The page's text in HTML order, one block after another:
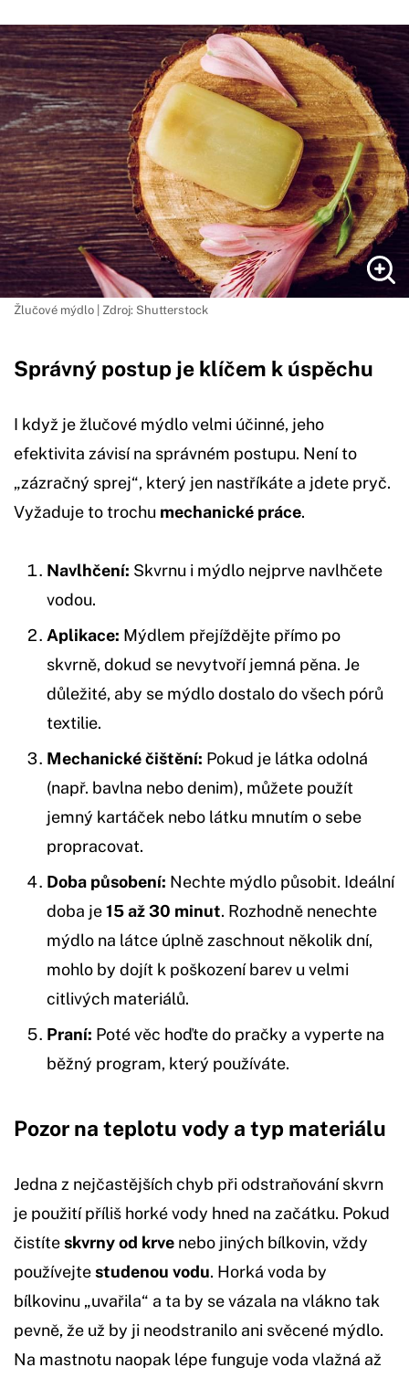
Žlučové mýdlo | Zdroj: Shutterstock
Správný postup je klíčem k úspěchu
I když je žlučové mýdlo velmi účinné, jeho
efektivita závisí na správném postupu. Není to
„zázračný sprej“, který jen nastříkáte a jdete pryč.
Vyžaduje to trochu mechanické práce.
Navlhčení: Skvrnu i mýdlo nejprve navlhčete
vodou.
Aplikace: Mýdlem přejíždějte přímo po
skvrně, dokud se nevytvoří jemná pěna. Je
důležité, aby se mýdlo dostalo do všech pórů
textilie.
Mechanické čištění: Pokud je látka odolná
(např. bavlna nebo denim), můžete použít
jemný kartáček nebo látku mnutím o sebe
propracovat.
Doba působení: Nechte mýdlo působit. Ideální
doba je15 až 30 minut. Rozhodně nenechte
mýdlo na látce úplně zaschnout několik dní,
mohlo by dojít k poškození barev u velmi
citlivých materiálů.
Praní: Poté věc hoďte do pračky a vyperte na
běžný program, který používáte.
Pozor na teplotu vody a typ materiálu
Jedna z nejčastějších chyb při odstraňování skvrn
je použití příliš horké vody hned na začátku. Pokud
čistíteskvrny od krve nebo jiných bílkovin, vždy
používejtestudenou vodu. Horká voda by
bílkovinu „uvařila“ a ta by se vázala na vlákno tak
pevně, že už by ji neodstranilo ani svěcené mýdlo.
Na mastnotu naopak lépe funguje voda vlažná až